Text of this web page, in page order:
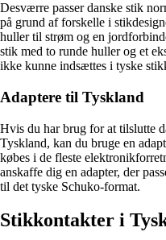
Desværre passer danske stik
på grund af forskelle i
huller til strøm og en
stik med to runde huller og et
ikke kunne indsættes i tyske
Adaptere til Tyskland
Hvis du har brug for at tilslutte
Tyskland, kan du bruge en
købes i de fleste
anskaffe dig en adapter, der
til det tyske Schuko-format.
Stikkontakter i